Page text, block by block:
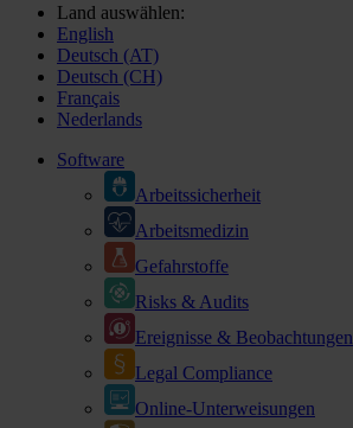
Land auswählen:
English
Deutsch (AT)
Deutsch (CH)
Français
Nederlands
Software
Arbeitssicherheit
Arbeitsmedizin
Gefahrstoffe
Risks & Audits
Ereignisse & Beobachtungen
Legal Compliance
Online-Unterweisungen